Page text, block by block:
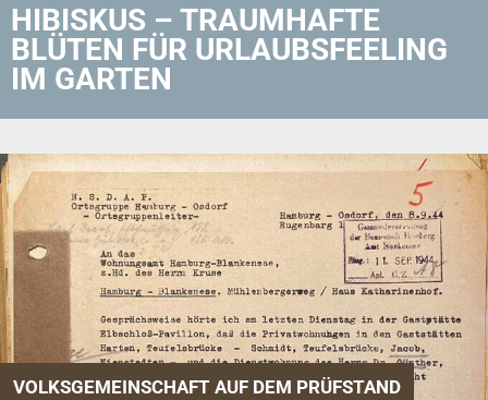
HIBISKUS – TRAUMHAFTE
BLÜTEN FÜR URLAUBS­FEELING
IM GARTEN
VOLKSGEMEINSCHAFT AUF DEM PRÜFSTAND